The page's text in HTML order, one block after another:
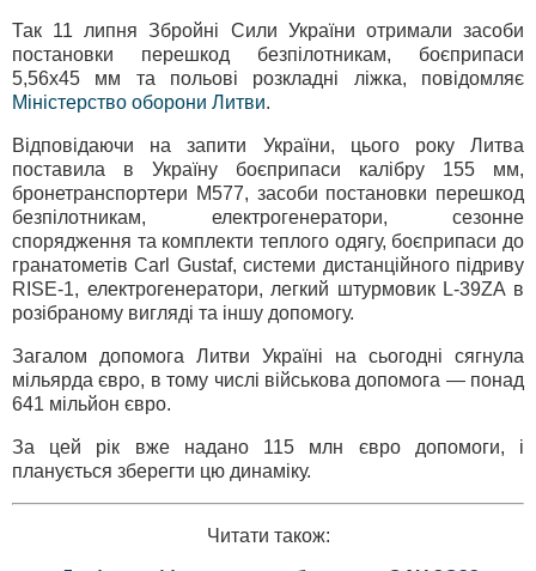
Так 11 липня Збройні Сили України отримали засоби
постановки перешкод безпілотникам, боєприпаси
5,56х45 мм та польові розкладні ліжка, повідомляє
Міністерство оборони Литви.
Відповідаючи на запити України, цього року Литва
поставила в Україну боєприпаси калібру 155 мм,
бронетранспортери M577, засоби постановки перешкод
безпілотникам, електрогенератори, сезонне
спорядження та комплекти теплого одягу, боєприпаси до
гранатометів Carl Gustaf, системи дистанційного підриву
RISE-1, електрогенератори, легкий штурмовик L-39ZA в
розібраному вигляді та іншу допомогу.
Загалом допомога Литви Україні на сьогодні сягнула
мільярда євро, в тому числі військова допомога — понад
641 мільйон євро.
За цей рік вже надано 115 млн євро допомоги, і
планується зберегти цю динаміку.
Читати також: